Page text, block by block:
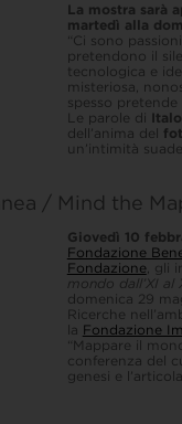
La mostra sarà
martedì alla
“Ci sono
pretendono il
tecnologica e
misteriosa,
spesso pretende
Le parole di
dell’anima del
un’intimità
/ Mind the
Giovedì 10
Fondazione
Fondazione, gli
mondo dall’XI al
domenica 29
Ricerche
la Fondazione
“Mappare il
conferenza del
genesi e